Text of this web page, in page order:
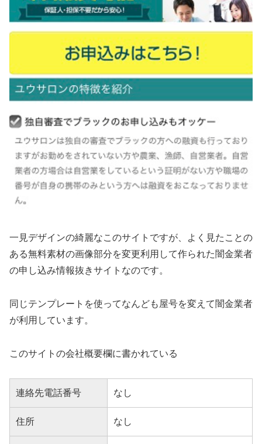
一見デザインの綺麗なこのサイトですが、よく見たことの
ある無料素材の画像部分を変更利用して作られた闇金業者
の申し込み情報抜きサイトなのです。
同じテンプレートを使ってなんども屋号を変えて闇金業者
が利用しています。
このサイトの会社概要欄に書かれている
連絡先電話番号 なし
住所 なし